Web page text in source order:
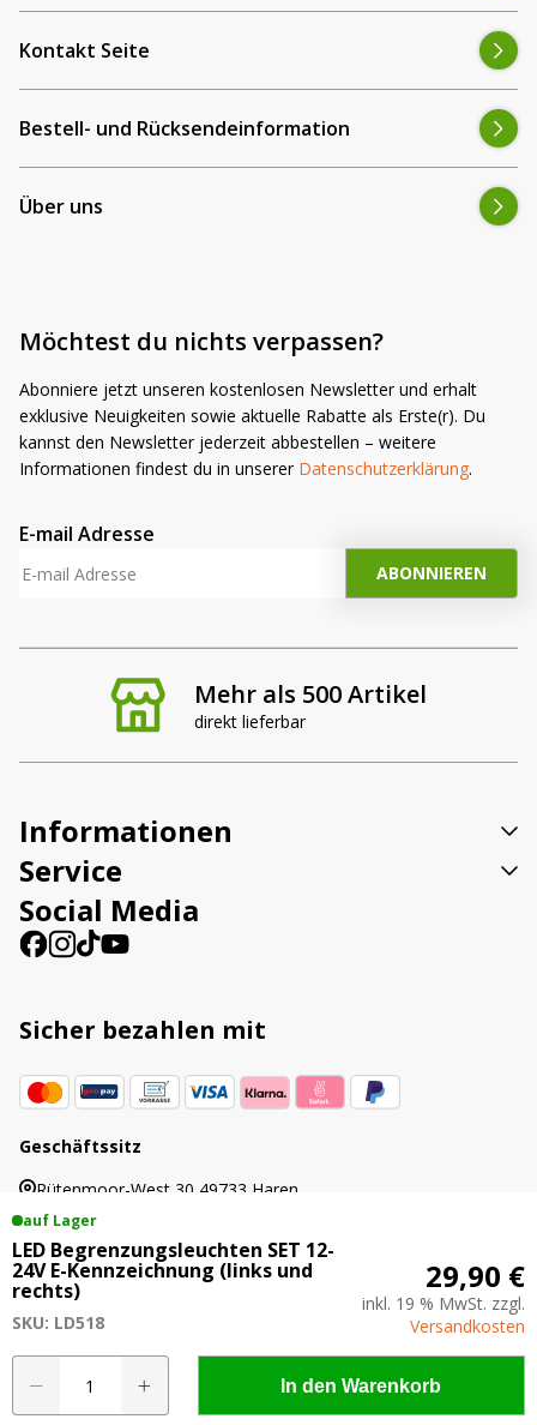
auf Lager
LED Begrenzungsleuchten SET 12-
24V E-Kennzeichnung (links und
rechts)
SKU: LD518
29,90 €
inkl. 19 % MwSt. zzgl.
Versandkosten
LED
Begrenzungsleuchten
SET
In den Warenkorb
Mehr als 500 Artikel
direkt lieferbar
Kontakt Seite
Bestell- und Rücksendeinformation
Über uns
Möchtest du nichts verpassen?
Abonniere jetzt unseren kostenlosen Newsletter und erhalt
exklusive Neuigkeiten sowie aktuelle Rabatte als Erste(r). Du
kannst den Newsletter jederzeit abbestellen – weitere
Informationen findest du in unserer Datenschutzerklärung.
E-mail Adresse
Informationen
Service
Social Media
Sicher bezahlen mit
Geschäftssitz
Rütenmoor-West 30 49733 Haren
© 2019 - 2026 AgrarLED.de
Alle Preise inkl. der gesetzlichen MwSt. | Die
durchgestrichenen Preise entsprechen dem
bisherigen Preis in diesem Online-Shop.